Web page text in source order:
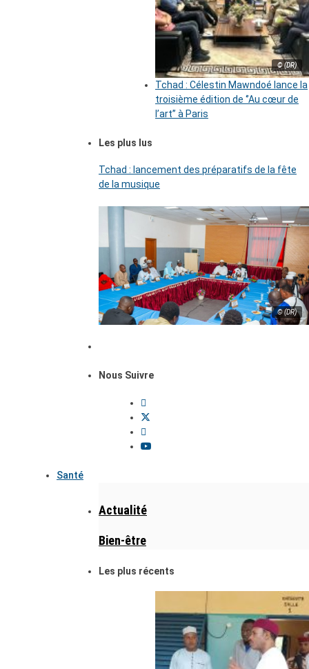
© (DR)
Tchad : Célestin Mawndoé lance la
troisième édition de ‘’Au cœur de
l’art’’ à Paris
Les plus lus
Tchad : lancement des préparatifs de la fête
de la musique
© (DR)
Nous Suivre
Santé
Actualité
Bien-être
Les plus récents